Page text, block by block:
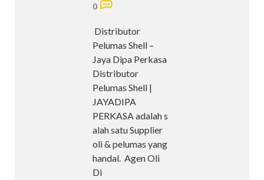
0
Distributor
Pelumas Shell –
Jaya Dipa Perkasa
Distributor
Pelumas Shell |
JAYADIPA
PERKASA adalah s
alah satu Supplier
oli & pelumas yang
handal. Agen Oli
Di